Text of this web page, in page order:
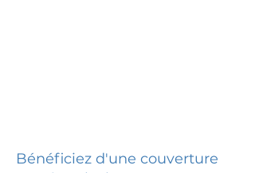
Bénéficiez d'une couverture